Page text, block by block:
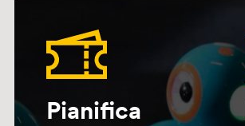
Pianifica